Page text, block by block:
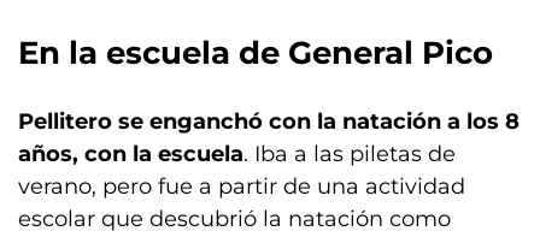
En la escuela de General Pico
Pellitero se enganchó con la natación a los 8
años, con la escuela. Iba a las piletas de
verano, pero fue a partir de una actividad
escolar que descubrió la natación como